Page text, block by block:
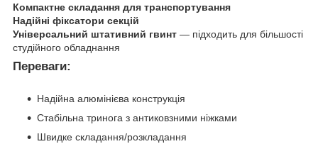
Компактне складання для транспортування
Надійні фіксатори секцій
Універсальний штативний гвинт — підходить для більшості
студійного обладнання
Переваги:
Надійна алюмінієва конструкція
Стабільна тринога з антиковзними ніжками
Швидке складання/розкладання